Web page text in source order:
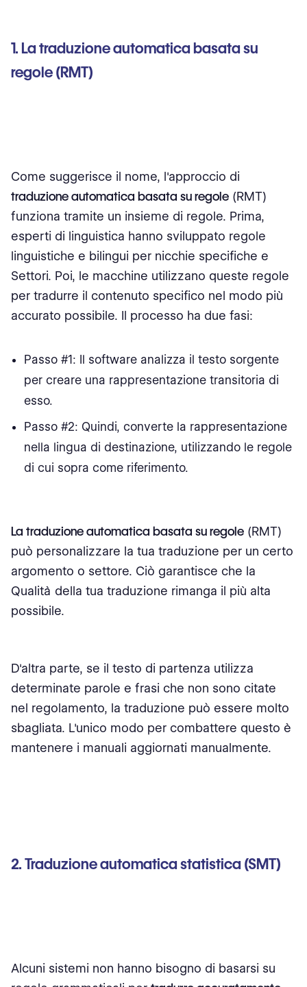
1. La traduzione automatica basata su
regole (RMT)
Come suggerisce il nome, l'approccio di
traduzione automatica basata su regole (RMT)
funziona tramite un insieme di regole. Prima,
esperti di linguistica hanno sviluppato regole
linguistiche e bilingui per nicchie specifiche e
Settori. Poi, le macchine utilizzano queste regole
per tradurre il contenuto specifico nel modo più
accurato possibile. Il processo ha due fasi:
Passo #1: Il software analizza il testo sorgente
per creare una rappresentazione transitoria di
esso.
Passo #2: Quindi, converte la rappresentazione
nella lingua di destinazione, utilizzando le regole
di cui sopra come riferimento.
La traduzione automatica basata su regole (RMT)
può personalizzare la tua traduzione per un certo
argomento o settore. Ciò garantisce che la
Qualità della tua traduzione rimanga il più alta
possibile.
D'altra parte, se il testo di partenza utilizza
determinate parole e frasi che non sono citate
nel regolamento, la traduzione può essere molto
sbagliata. L'unico modo per combattere questo è
mantenere i manuali aggiornati manualmente.
2. Traduzione automatica statistica (SMT)
Alcuni sistemi non hanno bisogno di basarsi su